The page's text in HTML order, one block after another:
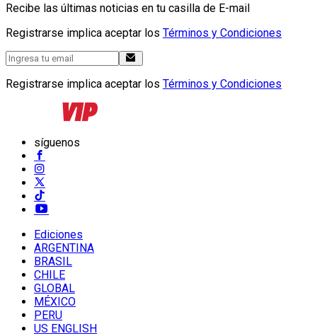
Recibe las últimas noticias en tu casilla de E-mail
Registrarse implica aceptar los Términos y Condiciones
Registrarse implica aceptar los Términos y Condiciones
síguenos
Ediciones
ARGENTINA
BRASIL
CHILE
GLOBAL
MÉXICO
PERU
US ENGLISH